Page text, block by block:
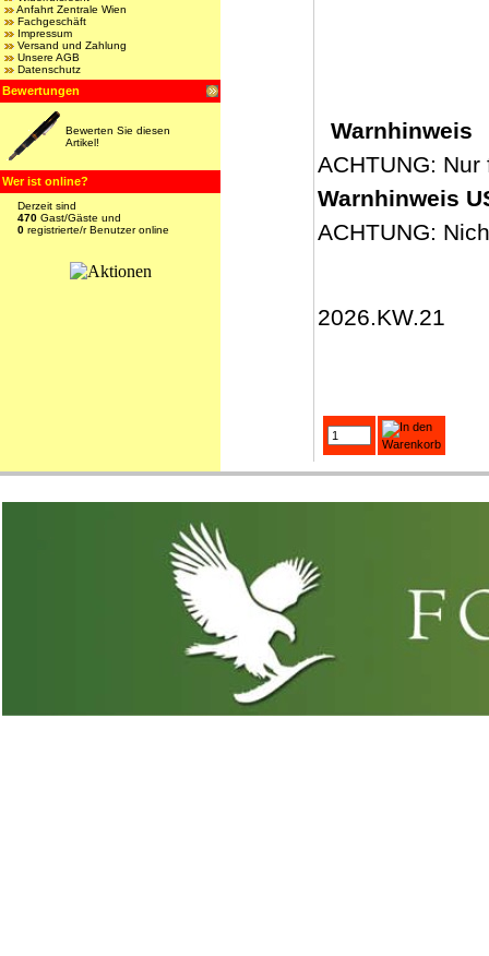
Anfahrt Zentrale Wien
Fachgeschäft
Impressum
Versand und Zahlung
Unsere AGB
Datenschutz
Bewertungen
Bewerten Sie diesen
Artikel!
Wer ist online?
Derzeit sind
470 Gast/Gäste und
0 registrierte/r Benutzer online
Warnhinweis
ACHTUNG:
Warnhinweis
ACHTUNG:
2026.KW.21